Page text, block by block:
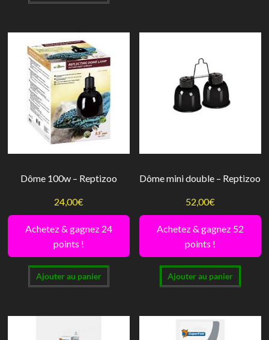
du
Dôme 100w – Reptizoo
24,00€
Achetez & gagnez 24
points !
Ajouter au panier
Dôme mini double – Reptizoo
52,00€
Achetez & gagnez 52
points !
Ajouter au panier